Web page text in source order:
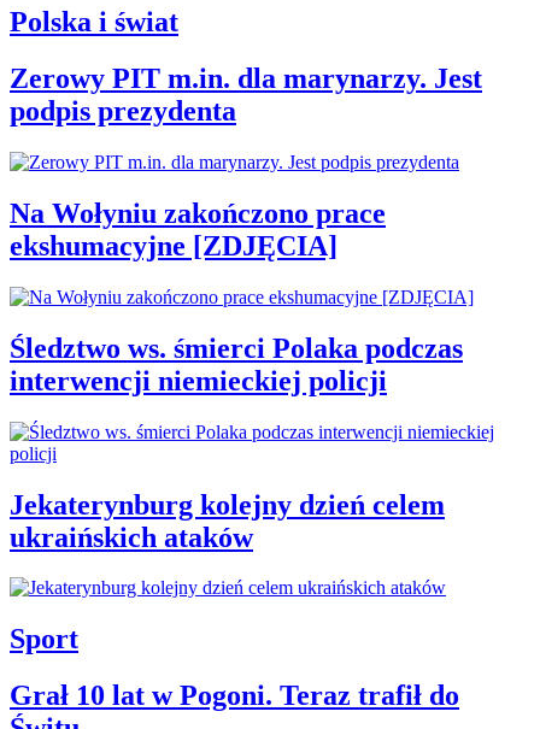
Polska i świat
Zerowy PIT m.in. dla marynarzy. Jest
podpis prezydenta
Na Wołyniu zakończono prace
ekshumacyjne [ZDJĘCIA]
Śledztwo ws. śmierci Polaka podczas
interwencji niemieckiej policji
Jekaterynburg kolejny dzień celem
ukraińskich ataków
Sport
Grał 10 lat w Pogoni. Teraz trafił do